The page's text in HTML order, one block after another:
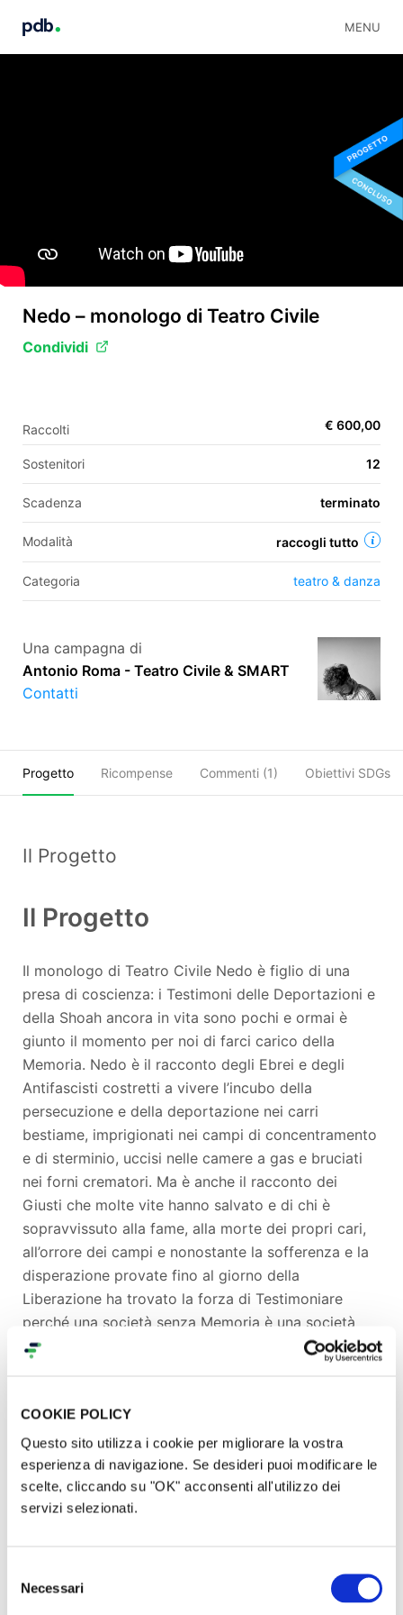
COOKIE POLICY
Questo sito utilizza i cookie per migliorare la vostra
esperienza di navigazione. Se desideri puoi modificare le
scelte, cliccando su "OK" acconsenti all'utilizzo dei
servizi selezionati.
delNecessari
MENU
IT
FR
ES
Nedo – monologo di Teatro Civile
Condividi
Raccolti € 600,00
Sostenitori 12
Scadenza terminato
Modalità raccogli tutto
Categoria teatro & danza
Una campagna di
Antonio Roma - Teatro Civile & SMART
Contatti
Progetto Ricompense Commenti (1) Obiettivi SDGs
Il Progetto
Il Progetto
Il monologo di Teatro Civile Nedo è figlio di una
presa di coscienza: i Testimoni delle Deportazioni e
della Shoah ancora in vita sono pochi e ormai è
giunto il momento per noi di farci carico della
Memoria. Nedo è il racconto degli Ebrei e degli
Antifascisti costretti a vivere l’incubo della
persecuzione e della deportazione nei carri
bestiame, imprigionati nei campi di concentramento
e di sterminio, uccisi nelle camere a gas e bruciati
nei forni crematori. Ma è anche il racconto dei
Giusti che molte vite hanno salvato e di chi è
sopravvissuto alla fame, alla morte dei propri cari,
all’orrore dei campi e nonostante la sofferenza e la
disperazione provate fino al giorno della
Liberazione ha trovato la forza di Testimoniare
perché una società senza Memoria è una società
smarrita.
Il monologo di Teatro Civile Nedo è una produzione
della durata di 1h e mezza.
Interpretato da